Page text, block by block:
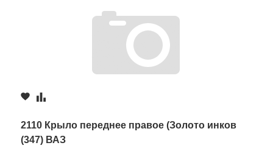
2110 Крыло переднее правое (Золото инков
(347) ВАЗ